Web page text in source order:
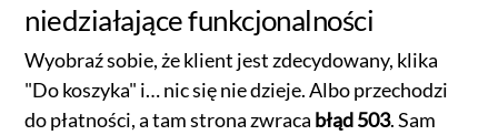
niedziałające funkcjonalności
Wyobraź sobie, że klient jest zdecydowany, klika
"Do koszyka" i… nic się nie dzieje. Albo przechodzi
do płatności, a tam strona zwraca błąd 503. Sam